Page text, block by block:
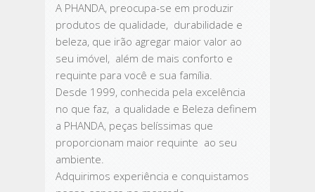
A PHANDA, preocupa-se em produzir
produtos de qualidade, durabilidade e
beleza, que irão agregar maior valor ao
seu imóvel, além de mais conforto e
requinte para você e sua família.
Desde 1999, conhecida pela excelência
no que faz, a qualidade e Beleza definem
a PHANDA, peças belíssimas que
proporcionam maior requinte ao seu
ambiente.
Adquirimos experiência e conquistamos